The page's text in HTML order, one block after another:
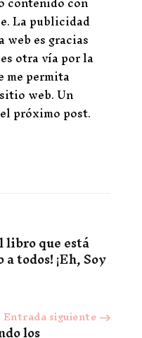
La publicidad
es gracias
otra vía por la
me permita
web. Un
próximo post.
libro que está
todos! ¡Eh, Soy
Entrada siguiente